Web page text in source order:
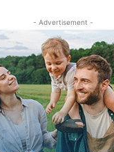
- Advertisement -